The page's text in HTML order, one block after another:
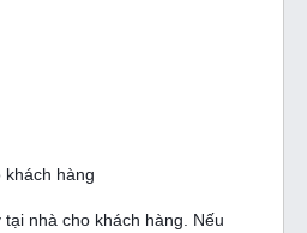
khách hàng
nhà cho khách hàng. Nếu